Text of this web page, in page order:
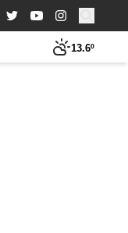
Buscar:
13.6º